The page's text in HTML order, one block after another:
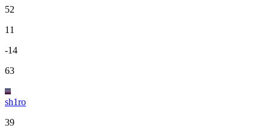
52
11
-14
63
sh1ro
39